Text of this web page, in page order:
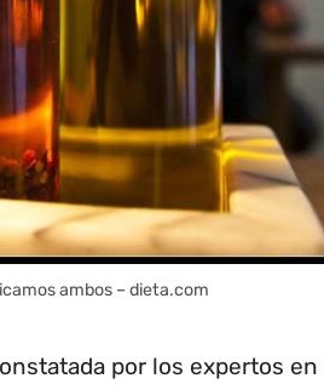
ambos – dieta.com
por los expertos en